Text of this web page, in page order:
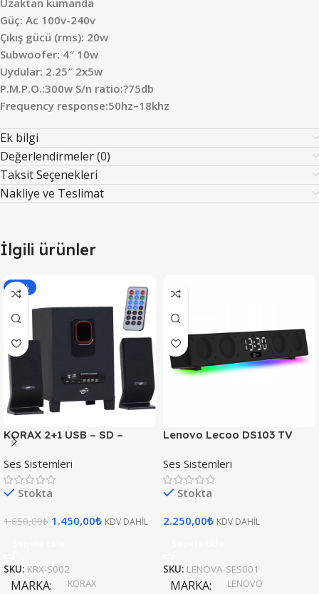
Güç: Ac 100v-240v
Çıkış gücü (rms): 20w
Subwoofer: 4″ 10w
Uydular: 2.25″ 2x5w
P.M.P.O.:300w S/n ratio:?75db
Frequency response:50hz–18khz
Ek bilgi
Değerlendirmeler (0)
Taksit Seçenekleri
Nakliye ve Teslimat
İlgili ürünler
-12%
KORAX 2+1 USB – SD –
Bluetooth’lu Ses Sistemi KX-
FM-5101
Ses Sistemleri
Stokta
1.650,00₺ 1.450,00₺ KDV DAHİL
SKU: KRX-S002
MARKA KORAX
Lenovo Lecoo DS103 TV
Bluetooth Hoparlör
Ses Sistemleri
Stokta
2.250,00₺ KDV DAHİL
SKU: LENOVA-SES001
MARKA LENOVO